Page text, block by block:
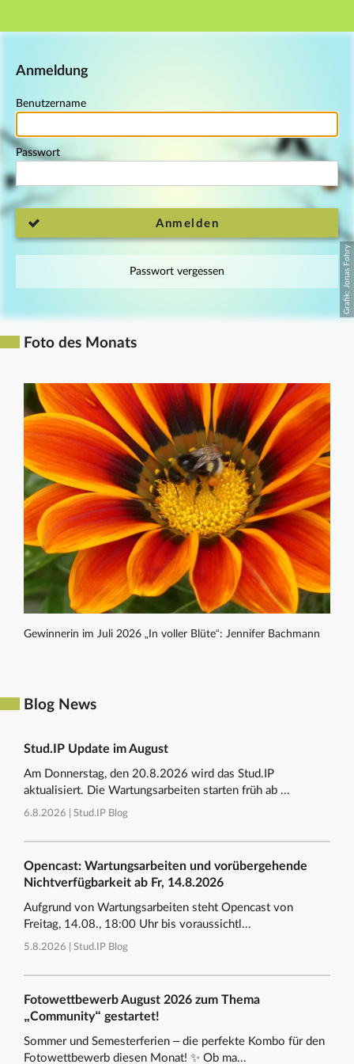
Hauptnavigation
Anmeldung
Benutzername
Passwort
Anmelden
Passwort vergessen
Foto des Monats
Gewinnerin im Juli 2026 „In voller Blüte“: Jennifer Bachmann
Blog News
Stud.IP Update im August
Am Donnerstag, den 20.8.2026 wird das Stud.IP
aktualisiert. Die Wartungsarbeiten starten früh ab ...
6.8.2026 | Stud.IP Blog
Opencast: Wartungsarbeiten und vorübergehende
Nichtverfügbarkeit ab Fr, 14.8.2026
Aufgrund von Wartungsarbeiten steht Opencast von
Freitag, 14.08., 18:00 Uhr bis voraussichtl...
5.8.2026 | Stud.IP Blog
Fotowettbewerb August 2026 zum Thema
„Community“ gestartet!
Sommer und Semesterferien – die perfekte Kombo für den
Fotowettbewerb diesen Monat! ✨ Ob ma...